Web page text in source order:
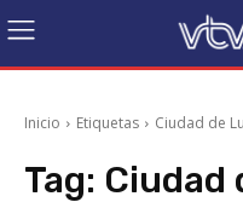
Inicio Etiquetas Ciudad de
Tag: Ciudad